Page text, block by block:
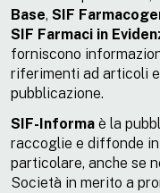
Base, SIF
SIF Farmaci in
forniscono
riferimenti ad articoli
pubblicazione.
SIF-Informa è la
raccoglie e diffonde
particolare, anche se
Società in merito a